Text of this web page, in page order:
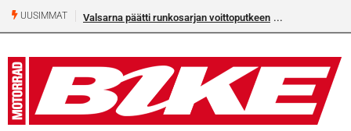
UUSIMMAT Valsarna päätti runkosarjan voittoputkeen